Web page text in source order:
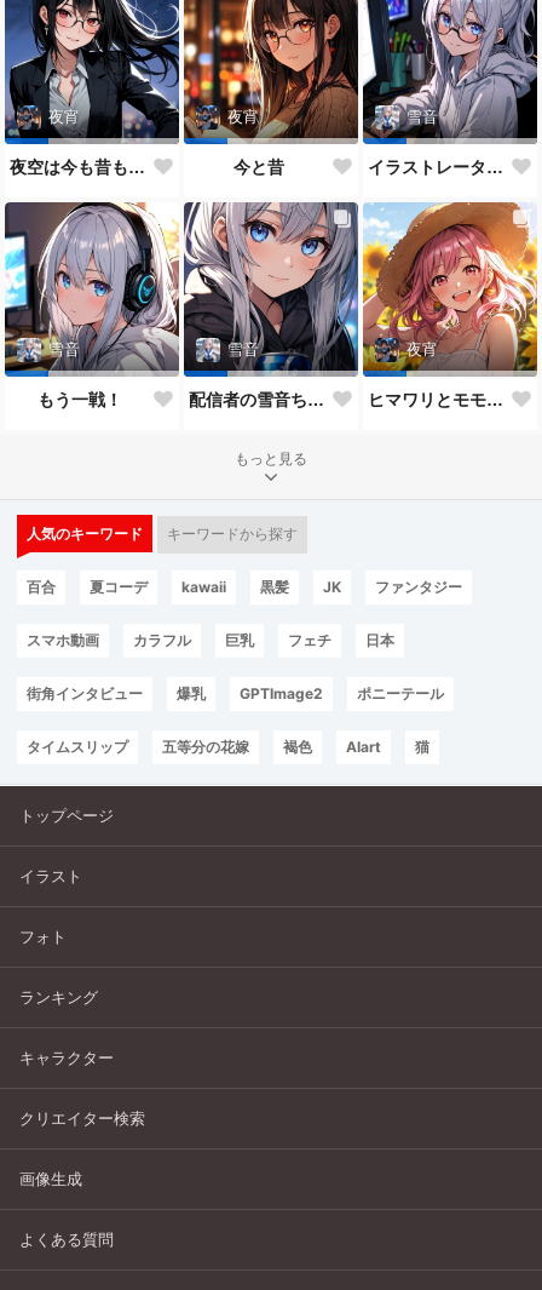
夜宵
夜空は今も昔も変わらないね♥
夜宵
今と昔
雪音
イラストレーター雪音ちゃん🎵
雪音
もう一戦！
雪音
配信者の雪音ちゃん
夜宵
ヒマワリとモモちゃん♥
もっと見る
人気のキーワード キーワードから探す
百合 夏コーデ kawaii 黒髪 JK ファンタジー
スマホ動画 カラフル 巨乳 フェチ 日本
街角インタビュー 爆乳 GPTImage2 ポニーテール
タイムスリップ 五等分の花嫁 褐色 AIart 猫
トップページ
イラスト
フォト
ランキング
キャラクター
クリエイター検索
画像生成
よくある質問